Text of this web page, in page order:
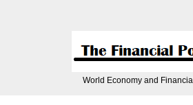
World Economy and